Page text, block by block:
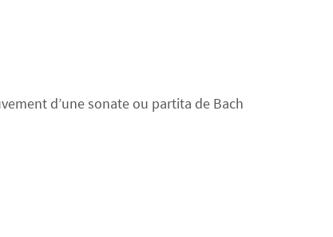
d’une sonate ou partita de Bach